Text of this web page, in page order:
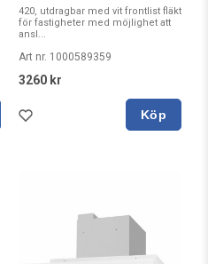
420, utdragbar med vit frontlist fläkt
för fastigheter med möjlighet att
ansl...
Art nr. 1000589359
3260 kr
Köp